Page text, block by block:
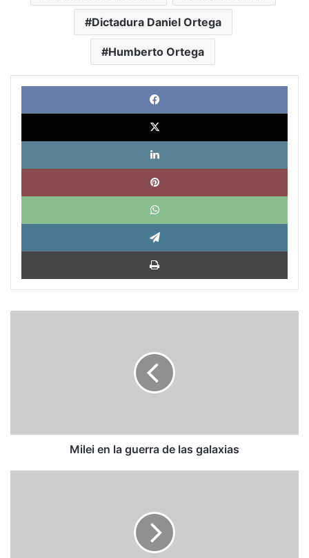
Dictadura Daniel Ortega
Humberto Ortega
X
Milei en la guerra de las galaxias